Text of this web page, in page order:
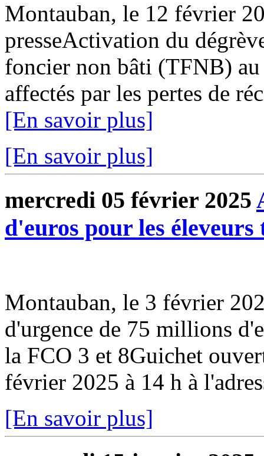
Montauban, le 12 février
presseActivation du
foncier non bâti (TFNB)
affectés par les pertes de
[En savoir plus]
[En savoir plus]
mercredi 05 février 2025
d'euros pour les
Montauban, le 3 février
d'urgence de 75 millions
la FCO 3 et 8Guichet
février 2025 à 14 h à
[En savoir plus]